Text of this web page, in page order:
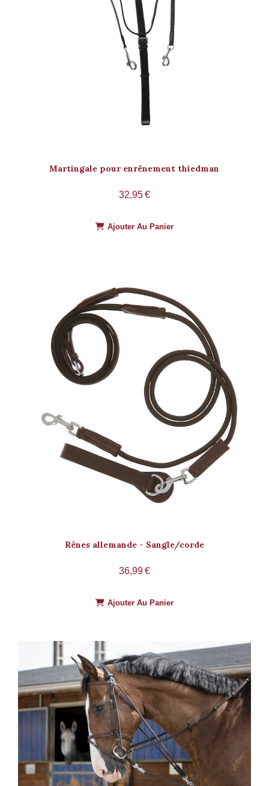
Martingale pour enrênement thiedman
32,95€
Ajouter Au Panier
Rênes allemande - Sangle/corde
36,99€
Ajouter Au Panier